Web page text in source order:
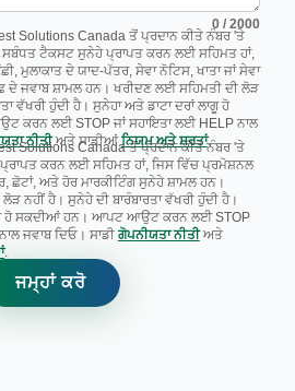
0 / 2000
Solutions Canada ਤੋਂ ਪ੍ਰਦਾਨ ਕੀਤੇ ਨੰਬਰ 'ਤੇ
ਸਬੰਧਤ ਟੈਕਸਟ ਸੁਨੇਹੇ ਪ੍ਰਾਪਤ ਕਰਨ ਲਈ ਸਹਿਮਤ ਹਾਂ,
ਮੁਲਾਕਾਤ ਦੇ ਯਾਦ-ਪੱਤਰ, ਸੇਵਾ ਨੋਟਿਸ, ਖਾਤਾ ਜਾਂ ਸੇਵਾ
ਜਵਾਬ ਸ਼ਾਮਲ ਹਨ। ਖਰੀਦਣ ਲਈ ਸਹਿਮਤੀ ਦੀ ਲੋੜ
ਵੱਖਰੀ ਹੁੰਦੀ ਹੈ। ਸੁਨੇਹਾ ਅਤੇ ਡਾਟਾ ਦਰਾਂ ਲਾਗੂ ਹੋ
ਕਰਨ ਲਈ STOP ਜਾਂ ਸਹਾਇਤਾ ਲਈ HELP ਨਾਲ
ਨੀਤੀ ਅਤੇ ਸਾਡੀਆਂ ਨਿਯਮ ਅਤੇ ਸ਼ਰਤਾਂ.
Solutions Canada ਤੋਂ ਪ੍ਰਦਾਨ ਕੀਤੇ ਨੰਬਰ 'ਤੇ
ਕਰਨ ਲਈ ਸਹਿਮਤ ਹਾਂ, ਜਿਸ ਵਿੱਚ ਪ੍ਰਮੋਸ਼ਨਲ
ਛੋਟਾਂ, ਅਤੇ ਹੋਰ ਮਾਰਕੀਟਿੰਗ ਸੁਨੇਹੇ ਸ਼ਾਮਲ ਹਨ।
ਨਹੀਂ ਹੈ। ਸੁਨੇਹੇ ਦੀ ਬਾਰੰਬਾਰਤਾ ਵੱਖਰੀ ਹੁੰਦੀ ਹੈ।
ਹੋ ਸਕਦੀਆਂ ਹਨ। ਆਪਟ ਆਉਟ ਕਰਨ ਲਈ STOP
ਜਵਾਬ ਦਿਓ। ਸਾਡੀ ਗੋਪਨੀਯਤਾ ਨੀਤੀ ਅਤੇ
.
ਜਮ੍ਹਾਂ ਕਰੋ